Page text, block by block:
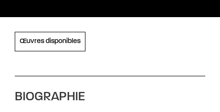
Œuvres disponibles
BIOGRAPHIE